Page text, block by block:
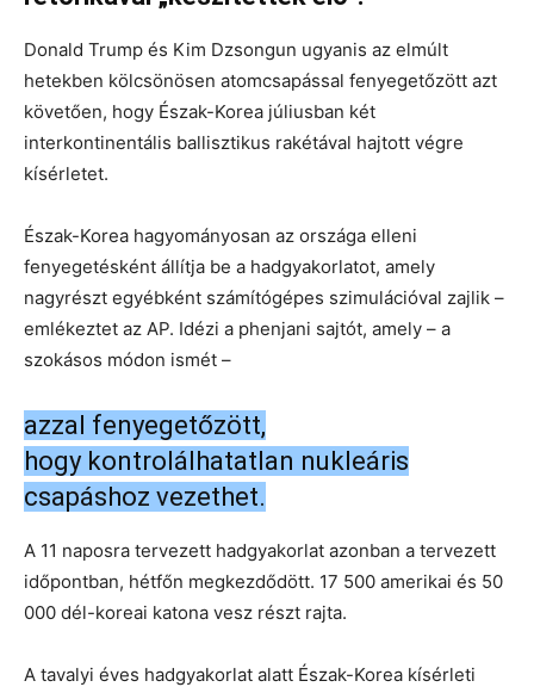
Donald Trump és Kim Dzsongun ugyanis az elmúlt
hetekben kölcsönösen atomcsapással fenyegetőzött azt
követően, hogy Észak-Korea júliusban két
interkontinentális ballisztikus rakétával hajtott végre
kísérletet.
Észak-Korea hagyományosan az országa elleni
fenyegetésként állítja be a hadgyakorlatot, amely
nagyrészt egyébként számítógépes szimulációval zajlik –
emlékeztet az AP. Idézi a phenjani sajtót, amely – a
szokásos módon ismét –
azzal fenyegetőzött,
hogy kontrolálhatatlan nukleáris
csapáshoz vezethet.
A 11 naposra tervezett hadgyakorlat azonban a tervezett
időpontban, hétfőn megkezdődött. 17 500 amerikai és 50
000 dél-koreai katona vesz részt rajta.
A tavalyi éves hadgyakorlat alatt Észak-Korea kísérleti